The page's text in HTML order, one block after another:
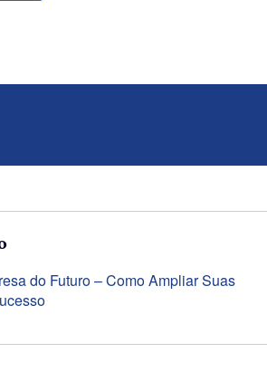
do Futuro – Como Ampliar Suas